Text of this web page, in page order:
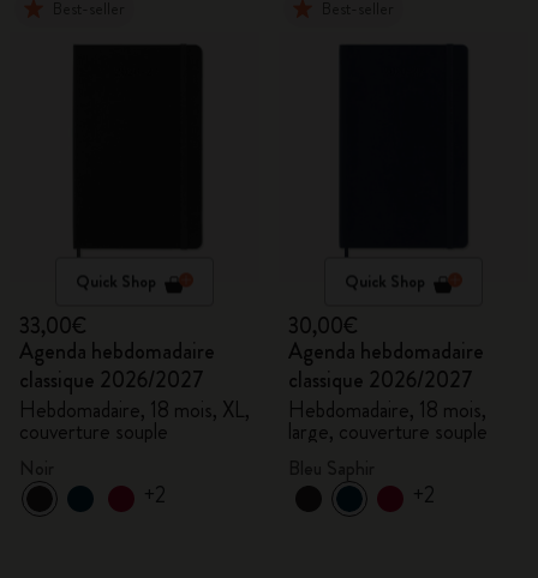
Quick Shop
33,00€
Agenda hebdomadaire
classique 2026/2027
Hebdomadaire, 18 mois, XL,
couverture souple
+2
Quick Shop
30,00€
Agenda hebdomadaire
classique 2026/2027
Hebdomadaire, 18 mois,
large, couverture souple
+2